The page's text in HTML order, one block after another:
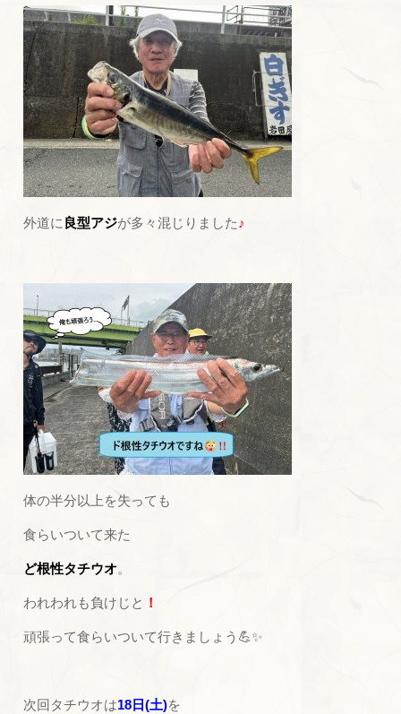
外道に 良型アジが多々混じりました♪
体の半分以上を失っても
食らいついて来た
ど根性タチウオ。
われわれも負けじと ！
頑張って食らいついて行きましょう💪✨
次回タチウオは18日(土)を